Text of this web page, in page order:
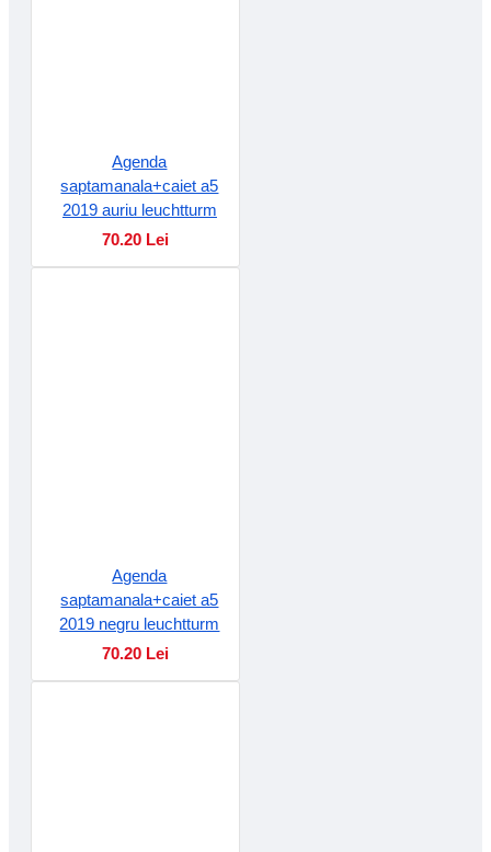
Agenda
saptamanala+caiet a5
2019 auriu leuchtturm
70.20 Lei
Agenda
saptamanala+caiet a5
2019 negru leuchtturm
70.20 Lei